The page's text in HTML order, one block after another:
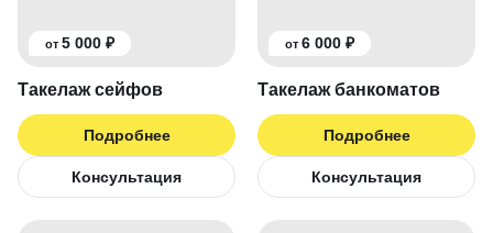
от 5 000 ₽
Такелаж сейфов
Подробнее
Консультация
от 6 000 ₽
Такелаж банкоматов
Подробнее
Консультация